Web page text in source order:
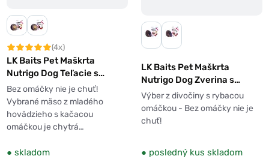
(4x)
LK Baits Pet Maškrta
Nutrigo Dog Teľacie s
kačacou omáčkou
Bez omáčky nie je chuť!
Vybrané mäso z mladého
hovädzieho s kačacou
omáčkou je chytrá…
● skladom
LK Baits Pet Maškrta
Nutrigo Dog Zverina s
rybacou omáčkou
Výber z divočiny s rybacou
omáčkou - Bez omáčky nie je
chuť!
● posledný kus skladom